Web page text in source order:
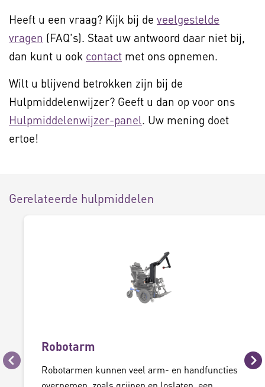
Heeft u een vraag? Kijk bij de veelgestelde
vragen (FAQ's). Staat uw antwoord daar niet bij,
dan kunt u ook contact met ons opnemen.
Wilt u blijvend betrokken zijn bij de
Hulpmiddelenwijzer? Geeft u dan op voor ons
Hulpmiddelenwijzer-panel. Uw mening doet
ertoe!
Gerelateerde hulpmiddelen
Vorige
Robotarm
Robotarmen kunnen veel arm- en handfuncties